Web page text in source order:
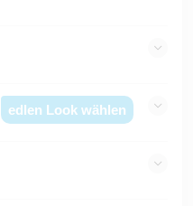
edlen Look wählen